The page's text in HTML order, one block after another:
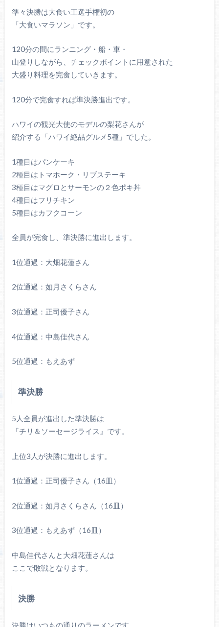
準々決勝は大食い王選手権初の
「大食いマラソン」です。
120分の間にランニング・船・車・
山登りしながら、チェックポイントに用意された
大盛り料理を完食していきます。
120分で完食すれば準決勝進出です。
ハワイの観光大使のモデルの梨花さんが
紹介する「ハワイ絶品グルメ5種」でした。
1種目はパンケーキ
2種目はトマホーク・リブステーキ
3種目はマグロとサーモンの２色ポキ丼
4種目はフリチキン
5種目はカフクコーン
全員が完食し、準決勝に進出します。
1位通過：大畑花蓮さん
2位通過：如月さくらさん
3位通過：正司優子さん
4位通過：中島佳代さん
5位通過：もえあず
準決勝
5人全員が進出した準決勝は
『チリ＆ソーセージライス』です。
上位3人が決勝に進出します。
1位通過：正司優子さん（16皿）
2位通過：如月さくらさん（16皿）
3位通過：もえあず（16皿）
中島佳代さんと大畑花蓮さんは
ここで敗戦となります。
決勝
決勝はいつもの通りのラーメンです。